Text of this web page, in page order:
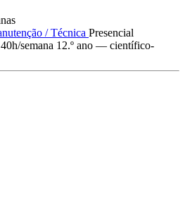
/ Técnica Presencial
40h/semana 12.º ano — científico-